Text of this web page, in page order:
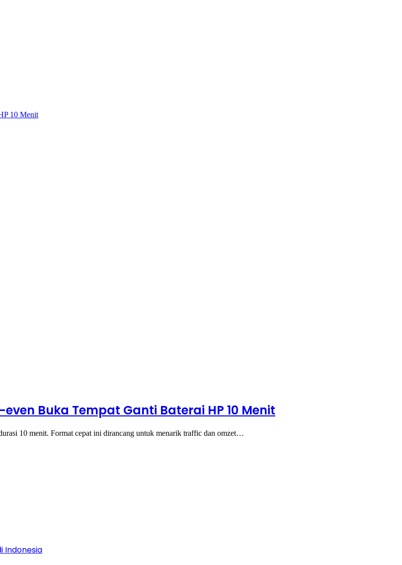
10 Menit
Buka Tempat Ganti Baterai HP 10 Menit
10 menit. Format cepat ini dirancang untuk menarik traffic dan omzet…
Indonesia